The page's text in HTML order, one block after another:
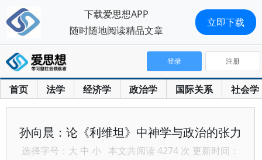
首页 法学 经济学 政治学 国际关系 社会学
登录 注册
孙向晨：论《利维坦》中神学与政治的张力
选择字号： 大 中 小 本文共阅读 4274 次 更新时间：
下载爱思想APP
随时随地阅读精品文章
立即下载